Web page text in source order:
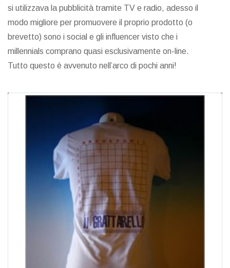
si utilizzava la pubblicità tramite TV e radio, adesso il
modo migliore per promuovere il proprio prodotto (o
brevetto) sono i social e gli influencer visto che i
millennials comprano quasi esclusivamente on-line.
Tutto questo è avvenuto nell’arco di pochi anni!